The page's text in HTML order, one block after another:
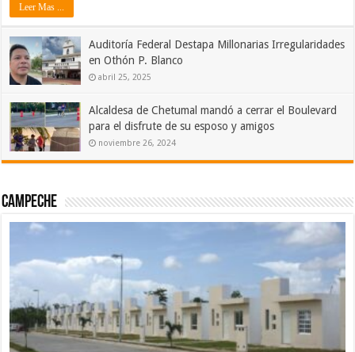
Leer Mas ...
Auditoría Federal Destapa Millonarias Irregularidades
en Othón P. Blanco
abril 25, 2025
Alcaldesa de Chetumal mandó a cerrar el Boulevard
para el disfrute de su esposo y amigos
noviembre 26, 2024
Campeche